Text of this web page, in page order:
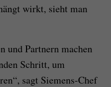
wirkt, sieht man
und Partnern machen
Schritt, um
sagt Siemens-Chef